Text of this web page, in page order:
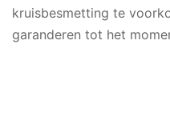
kruisbesmetting te
garanderen tot het